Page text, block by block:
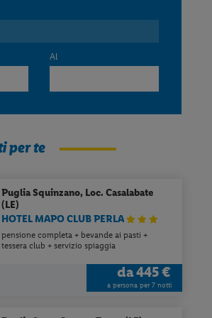
Al
per te
PugliaSquinzano, Loc. Casalabate
(LE)
HOTEL MAPO CLUB PERLA
pensione completa + bevande ai pasti +
tessera club + servizio spiaggia
da445 €
a persona per 7 notti